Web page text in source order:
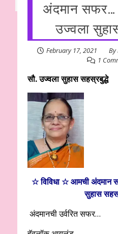
अंदमान सफर…
उज्वला
February 17, 2021 By
1
सौ. उज्वला सुहास सहस्रबुद्धे
☆ विविधा ☆ आमची‌ अंदमान
सुहास
अंदमानची उर्वरित सफर…